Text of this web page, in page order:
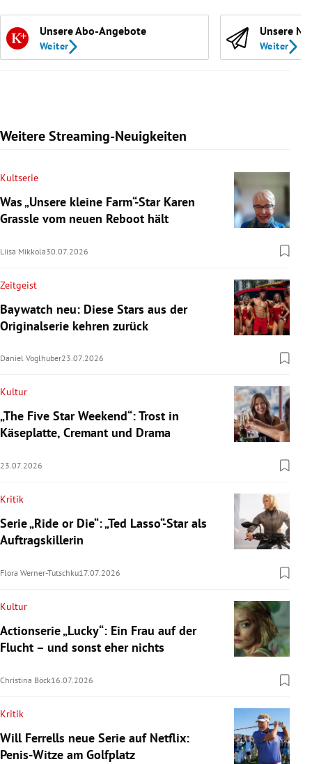
Unsere Abo-Angebote
Weiter
Unsere
Weiter
Weitere Streaming-Neuigkeiten
Kultserie
Was „Unsere kleine Farm“-Star Karen
Grassle vom neuen Reboot hält
Liisa Mikkola30.07.2026
Zeitgeist
Baywatch neu: Diese Stars aus der
Originalserie kehren zurück
Daniel Voglhuber23.07.2026
Kultur
„The Five Star Weekend“: Trost in
Käseplatte, Cremant und Drama
23.07.2026
Kritik
Serie „Ride or Die“: „Ted Lasso“-Star als
Auftragskillerin
Flora Werner-Tutschku17.07.2026
Kultur
Actionserie „Lucky“: Ein Frau auf der
Flucht – und sonst eher nichts
Christina Böck16.07.2026
Kritik
Will Ferrells neue Serie auf Netflix:
Penis-Witze am Golfplatz